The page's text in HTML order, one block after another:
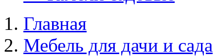
Главная
Мебель для дачи и сада